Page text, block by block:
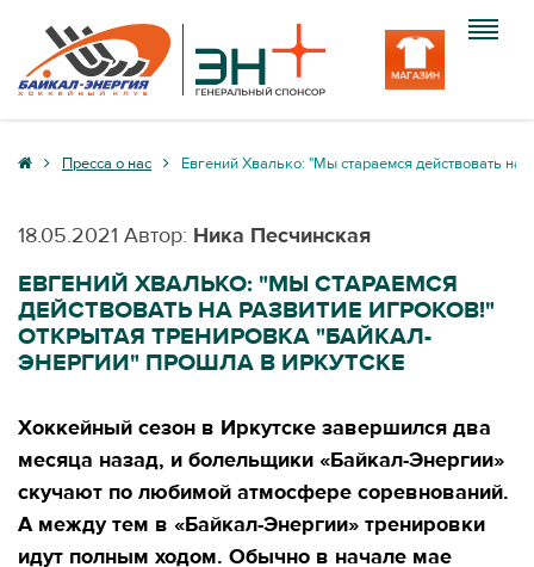
Клуб
Медиа
Вход
Пресса о нас Евгений Хвалько: "Мы стараемся действовать
18.05.2021 Автор: Ника Песчинская
ЕВГЕНИЙ ХВАЛЬКО: "МЫ СТАРАЕМСЯ
ДЕЙСТВОВАТЬ НА РАЗВИТИЕ ИГРОКОВ!"
ОТКРЫТАЯ ТРЕНИРОВКА "БАЙКАЛ-
ЭНЕРГИИ" ПРОШЛА В ИРКУТСКЕ
Хоккейный сезон в Иркутске завершился два
месяца назад, и болельщики «Байкал-Энергии»
скучают по любимой атмосфере соревнований.
А между тем в «Байкал-Энергии» тренировки
идут полным ходом. Обычно в начале мае